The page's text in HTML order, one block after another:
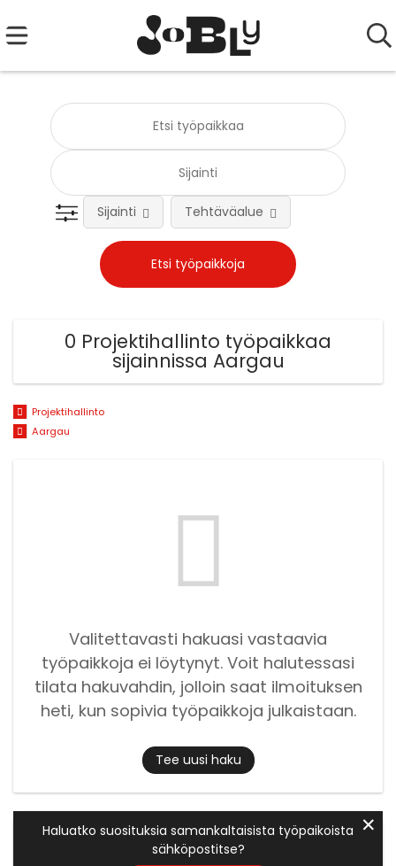
Sijainti Tehtäväalue
0 Projektihallinto työpaikkaa
sijainnissa Aargau
Projektihallinto
Aargau
Valitettavasti hakuasi vastaavia
työpaikkoja ei löytynyt. Voit halutessasi
tilata hakuvahdin, jolloin saat ilmoituksen
heti, kun sopivia työpaikkoja julkaistaan.
Tee uusi haku
Haluatko suosituksia samankaltaisista työpaikoista
sähköpostitse?
✕